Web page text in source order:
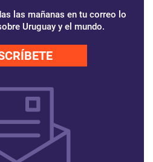
las mañanas en tu correo lo
Uruguay y el mundo.